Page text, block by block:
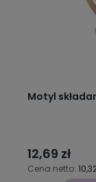
Motyl
12,69 zł
Cena netto: